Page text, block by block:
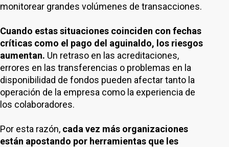
monitorear grandes volúmenes de transacciones.
Cuando estas situaciones coinciden con fechas
críticas como el pago del aguinaldo, los riesgos
aumentan. Un retraso en las acreditaciones,
errores en las transferencias o problemas en la
disponibilidad de fondos pueden afectar tanto la
operación de la empresa como la experiencia de
los colaboradores.
Por esta razón, cada vez más organizaciones
están apostando por herramientas que les